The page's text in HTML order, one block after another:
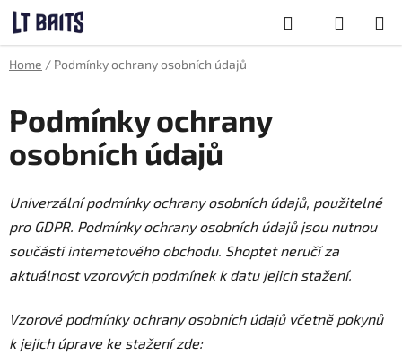
Przejść
treści
Home / Podmínky ochrany osobních údajů
Podmínky ochrany
osobních údajů
Univerzální podmínky ochrany osobních údajů, použitelné
pro GDPR. Podmínky ochrany osobních údajů jsou nutnou
součástí internetového obchodu. Shoptet neručí za
aktuálnost vzorových podmínek k datu jejich stažení.
Vzorové podmínky ochrany osobních údajů včetně pokynů
k jejich úprave ke stažení zde: